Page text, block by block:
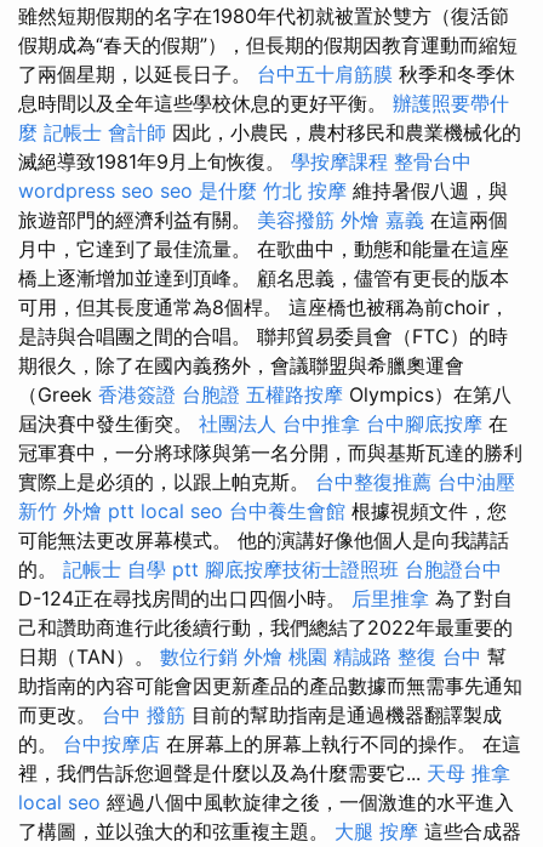
雖然短期假期的名字在1980年代初就被置於雙方（復活節
假期成為“春天的假期”），但長期的假期因教育運動而縮短
了兩個星期，以延長日子。 台中五十肩筋膜 秋季和冬季休
息時間以及全年這些學校休息的更好平衡。 辦護照要帶什
麼 記帳士 會計師 因此，小農民，農村移民和農業機械化的
滅絕導致1981年9月上旬恢復。 學按摩課程 整骨台中
wordpress seo seo 是什麼 竹北 按摩 維持暑假八週，與
旅遊部門的經濟利益有關。 美容撥筋 外燴 嘉義 在這兩個
月中，它達到了最佳流量。 在歌曲中，動態和能量在這座
橋上逐漸增加並達到頂峰。 顧名思義，儘管有更長的版本
可用，但其長度通常為8個桿。 這座橋也被稱為前choir，
是詩與合唱團之間的合唱。 聯邦貿易委員會（FTC）的時
期很久，除了在國內義務外，會議聯盟與希臘奧運會
（Greek 香港簽證 台胞證 五權路按摩 Olympics）在第八
屆決賽中發生衝突。 社團法人 台中推拿 台中腳底按摩 在
冠軍賽中，一分將球隊與第一名分開，而與基斯瓦達的勝利
實際上是必須的，以跟上帕克斯。 台中整復推薦 台中油壓
新竹 外燴 ptt local seo 台中養生會館 根據視頻文件，您
可能無法更改屏幕模式。 他的演講好像他個人是向我講話
的。 記帳士 自學 ptt 腳底按摩技術士證照班 台胞證台中
D-124正在尋找房間的出口四個小時。 后里推拿 為了對自
己和讚助商進行此後續行動，我們總結了2022年最重要的
日期（TAN）。 數位行銷 外燴 桃園 精誠路 整復 台中 幫
助指南的內容可能會因更新產品的產品數據而無需事先通知
而更改。 台中 撥筋 目前的幫助指南是通過機器翻譯製成
的。 台中按摩店 在屏幕上的屏幕上執行不同的操作。 在這
裡，我們告訴您迴聲是什麼以及為什麼需要它... 天母 推拿
local seo 經過八個中風軟旋律之後，一個激進的水平進入
了構圖，並以強大的和弦重複主題。 大腿 按摩 這些合成器